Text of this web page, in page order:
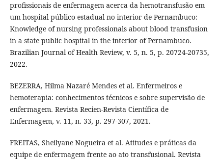
profissionais de enfermagem acerca da hemotransfusão em
um hospital público estadual no interior de Pernambuco:
Knowledge of nursing professionals about blood transfusion
in a state public hospital in the interior of Pernambuco.
Brazilian Journal of Health Review, v. 5, n. 5, p. 20724-20735,
2022.
BEZERRA, Hilma Nazaré Mendes et al. Enfermeiros e
hemoterapia: conhecimentos técnicos e sobre supervisão de
enfermagem. Revista Recien-Revista Científica de
Enfermagem, v. 11, n. 33, p. 297-307, 2021.
FREITAS, Sheilyane Nogueira et al. Atitudes e práticas da
equipe de enfermagem frente ao ato transfusional. Revista